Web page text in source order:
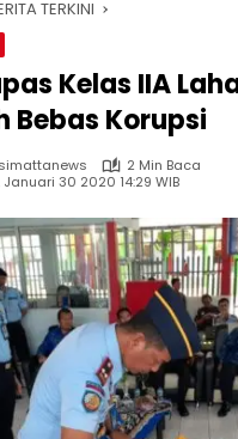
TERKINI
Kelas IIA
Bebas Korupsi
2 Min Baca
Januari 30 2020 14:29 WIB